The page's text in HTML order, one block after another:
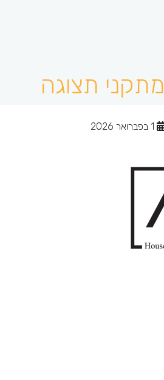
תצוגה